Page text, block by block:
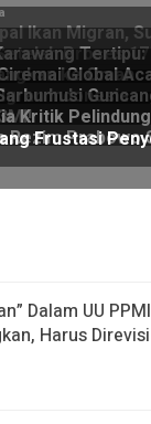
Dalam UU PPMI
Harus Direvisi